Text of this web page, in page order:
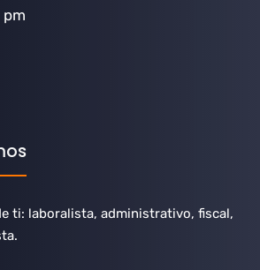
pm
ti: laboralista, administrativo, fiscal,